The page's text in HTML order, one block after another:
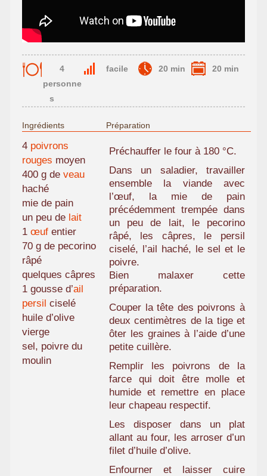
4
personne
s
facile 20 min 20 min
Ingrédients
4 poivrons
rouges moyen
400 g de veau
haché
mie de pain
un peu de lait
1 œuf entier
70 g de pecorino
râpé
quelques câpres
1 gousse d’ail
persil ciselé
huile d’olive
vierge
sel, poivre du
moulin
Préparation
Préchauffer le four à 180 °C.
Dans un saladier, travailler
ensemble la viande avec
l’œuf, la mie de pain
précédemment trempée dans
un peu de lait, le pecorino
râpé, les câpres, le persil
ciselé, l’ail haché, le sel et le
poivre.
Bien malaxer cette
préparation.
Couper la tête des poivrons à
deux centimètres de la tige et
ôter les graines à l’aide d’une
petite cuillère.
Remplir les poivrons de la
farce qui doit être molle et
humide et remettre en place
leur chapeau respectif.
Les disposer dans un plat
allant au four, les arroser d’un
filet d’huile d’olive.
Enfourner et laisser cuire